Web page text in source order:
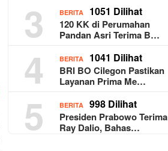
3 BERITA 1051 Dilihat
120 KK di Perumahan
Pandan Asri Terima B…
4 BERITA 1041 Dilihat
BRI BO Cilegon Pastikan
Layanan Prima Me…
5 BERITA 998 Dilihat
Presiden Prabowo Terima
Ray Dalio, Bahas…